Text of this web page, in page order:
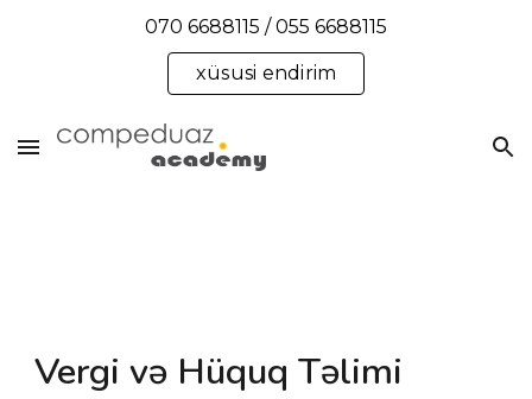
070 6688115 / 055 6688115
xüsusi endirim
Vergi və Hüquq Təlimi